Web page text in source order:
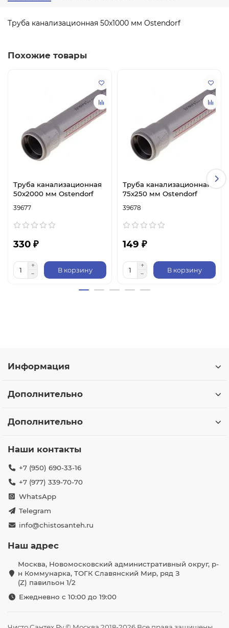
Труба канализационная 50x1000 мм Ostendorf
Похожие товары
Труба канализационная
50x2000 мм Ostendorf
39677
330 ₽
В корзину
Труба канализационная
75x250 мм Ostendorf
39678
149 ₽
В корзину
Информация
Дополнительно
Дополнительно
Наши контакты
+7 (950) 690-33-16
+7 (977) 339-70-70
WhatsApp
Telegram
info@chistosanteh.ru
Наш адрес
Москва, Новомосковский административный округ, р-
н Коммунарка, ТОГК Славянский Мир, ряд З
(Z) павильон 1/2
Ежедневно с 10:00 до 19:00